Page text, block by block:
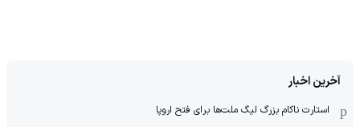
آخرین اخبار
استارت ناکام بزرگ لیگ ملت‌ها برای فتح اروپا